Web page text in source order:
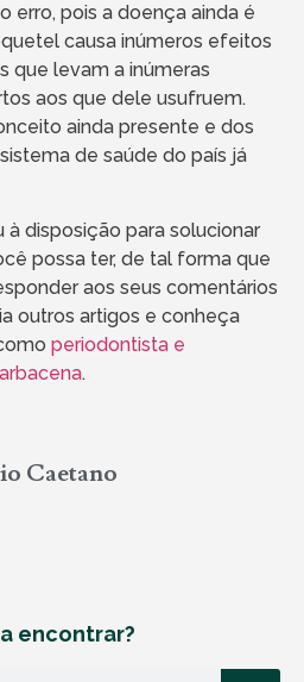
erro, pois a doença ainda é
causa inúmeros efeitos
que levam a inúmeras
aos que dele usufruem.
ainda presente e dos
de saúde do país já
à disposição para solucionar
possa ter, de tal forma que
aos seus comentários
outros artigos e conheça
periodontista e
.
Caetano
encontrar?